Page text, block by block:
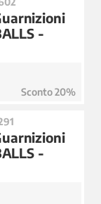
-
Sconto 20%
-